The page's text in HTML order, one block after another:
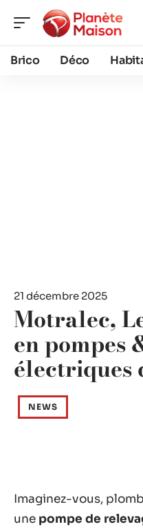
Brico Déco
21 décembre 2025
Motralec,
en pompes
électriques
NEWS
Imaginez-vous,
une pompe de